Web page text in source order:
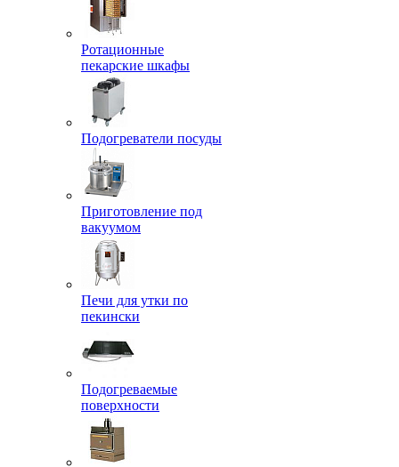
Ротационные
пекарские шкафы
Подогреватели посуды
Приготовление под
вакуумом
Печи для утки по
пекински
Подогреваемые
поверхности